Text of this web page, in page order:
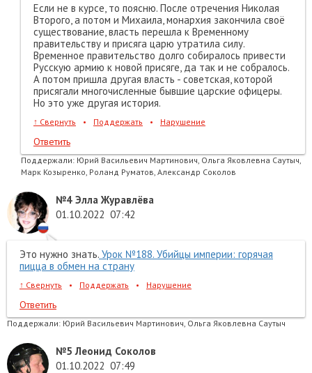
Если не в курсе, то поясню. После отречения Николая
Второго, а потом и Михаила, монархия закончила своё
существование, власть перешла к Временному
правительству и присяга царю утратила силу.
Временное правительство долго собиралось привести
Русскую армию к новой присяге, да так и не собралось.
А потом пришла другая власть - советская, которой
присягали многочисленные бывшие царские офицеры.
Но это уже другая история.
↑ Свернуть • Поддержать • Нарушение
Ответить
Поддержали: Юрий Васильевич Мартинович, Ольга Яковлевна Саутыч,
Марк Козыренко, Роланд Руматов, Александр Соколов
№4 Элла Журавлёва
01.10.2022 07:42
Это нужно знать. Урок №188. Убийцы империи: горячая
пицца в обмен на страну
↑ Свернуть • Поддержать • Нарушение
Ответить
Поддержали: Юрий Васильевич Мартинович, Ольга Яковлевна Саутыч
№5 Леонид Соколов
01.10.2022 07:49